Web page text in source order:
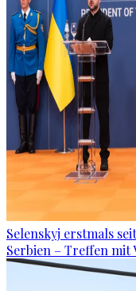
Selenskyj erstmals
Serbien – Treffen mit